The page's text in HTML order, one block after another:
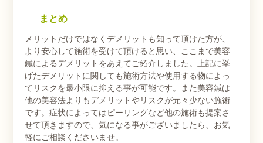
まとめ
メリットだけではなくデメリットも知って頂けた方が、
より安心して施術を受けて頂けると思い、ここまで美容
鍼によるデメリットをあえてご紹介しました。上記に挙
げたデメリットに関しても施術方法や使用する物によっ
てリスクを最小限に抑える事が可能です。また美容鍼は
他の美容法よりもデメリットやリスクが元々少ない施術
です。症状によってはピーリングなど他の施術も提案さ
せて頂きますので、気になる事がございましたら、お気
軽にご相談くださいませ。